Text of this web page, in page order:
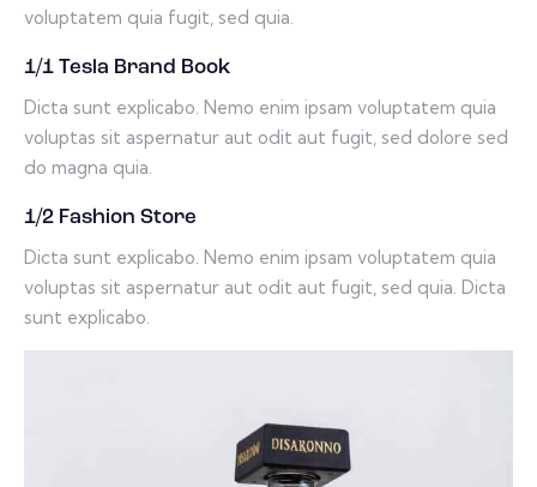
voluptatem quia fugit, sed quia.
1/1 Tesla Brand Book
Dicta sunt explicabo. Nemo enim ipsam voluptatem quia
voluptas sit aspernatur aut odit aut fugit, sed dolore sed
do magna quia.
1/2 Fashion Store
Dicta sunt explicabo. Nemo enim ipsam voluptatem quia
voluptas sit aspernatur aut odit aut fugit, sed quia. Dicta
sunt explicabo.